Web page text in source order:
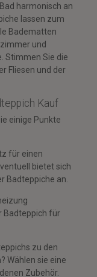
harmonisch an
lassen zum
Badematten
und
Stimmen Sie die
Fliesen und der
Kauf
einige Punkte
für einen
bietet sich
Badteppiche an.
Badteppich für
zu den
Wählen sie eine
Zubehör.